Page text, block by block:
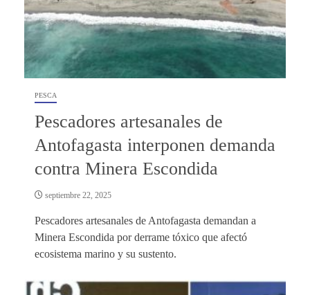
PESCA
Pescadores artesanales de
Antofagasta interponen demanda
contra Minera Escondida
septiembre 22, 2025
Pescadores artesanales de Antofagasta demandan a
Minera Escondida por derrame tóxico que afectó
ecosistema marino y su sustento.